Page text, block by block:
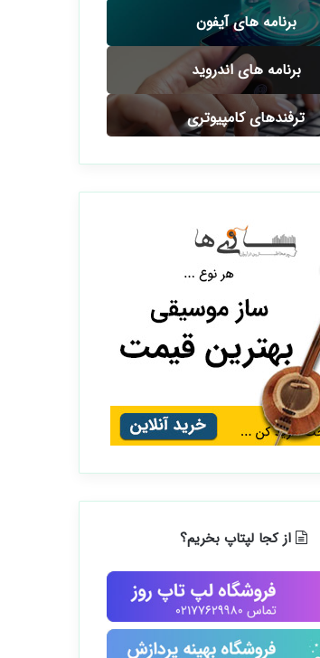
برنامه های آیفون
برنامه های اندروید
ترفندهای کامپیوتری
از کجا لپتاپ بخریم؟